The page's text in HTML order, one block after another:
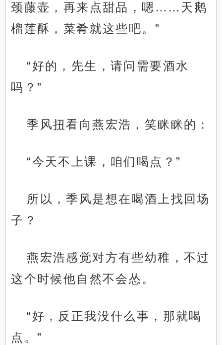
颈藤壶，再来点甜品，嗯……天鹅
榴莲酥，菜肴就这些吧。”
“好的，先生，请问需要酒水
吗？”
季风扭看向燕宏浩，笑眯眯的：
“今天不上课，咱们喝点？”
所以，季风是想在喝酒上找回场
子？
燕宏浩感觉对方有些幼稚，不过
这个时候他自然不会怂。
“好，反正我没什么事，那就喝
点。”